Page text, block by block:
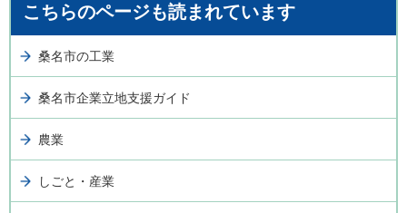
こちらのページも読まれています
桑名市の工業
桑名市企業立地支援ガイド
農業
しごと・産業